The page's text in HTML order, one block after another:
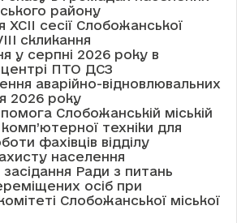
району
XCII сесії Слобожанської
скликання
у серпні 2026 року в
центрі ПТО ДСЗ
аварійно-відновлювальних
2026 року
Слобожанській міській
комп’ютерної техніки для
фахівців відділу
населення
Ради з питань
осіб при
Слобожанської міської